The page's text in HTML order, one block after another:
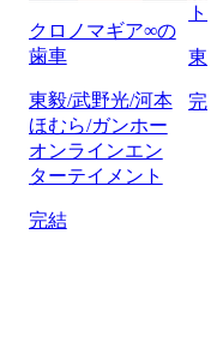
クロノマギア∞の
歯車
東毅/武野光/河本
ほむら/ガンホー
オンラインエン
ターテイメント
完結
ト
東
完